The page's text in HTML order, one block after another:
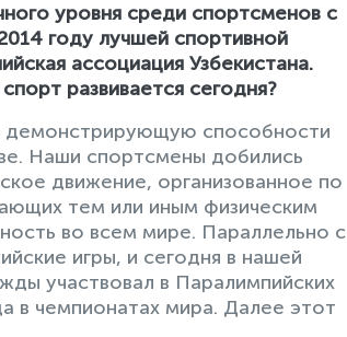
уровня среди спортсменов с
году лучшей спортивной
ассоциация Узбекистана.
развивается сегодня?
демонстрирующую способности
Наши спортсмены добились
движение, организованное по
тем или иным физическим
во всем мире. Параллельно с
игры, и сегодня в нашей
участвовал в Паралимпийских
в чемпионатах мира. Далее этот